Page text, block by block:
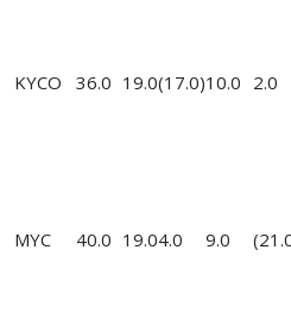
KYCO 36.0 19.0(17.0)10.0 2.0
MYC
40.0 19.04.0 9.0